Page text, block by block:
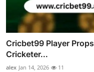
Cricbet99 Player
Cricketer...
alex Jan 14, 2026 11